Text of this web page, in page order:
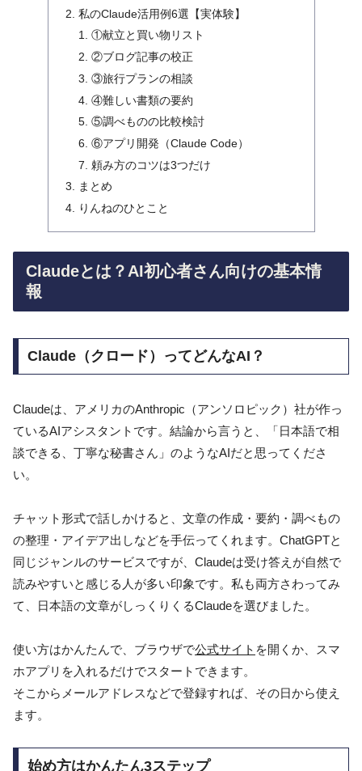
私のClaude活用例6選【実体験】
①献立と買い物リスト
②ブログ記事の校正
③旅行プランの相談
④難しい書類の要約
⑤調べものの比較検討
⑥アプリ開発（Claude Code）
頼み方のコツは3つだけ
まとめ
りんねのひとこと
Claudeとは？AI初心者さん向けの基本情
報
Claude（クロード）ってどんなAI？
Claudeは、アメリカのAnthropic（アンソロピック）社が作っ
ているAIアシスタントです。結論から言うと、「日本語で相
談できる、丁寧な秘書さん」のようなAIだと思ってくださ
い。
チャット形式で話しかけると、文章の作成・要約・調べもの
の整理・アイデア出しなどを手伝ってくれます。ChatGPTと
同じジャンルのサービスですが、Claudeは受け答えが自然で
読みやすいと感じる人が多い印象です。私も両方さわってみ
て、日本語の文章がしっくりくるClaudeを選びました。
使い方はかんたんで、ブラウザで公式サイト を開くか、スマ
ホアプリを入れるだけでスタートできます。
そこからメールアドレスなどで登録すれば、その日から使え
ます。
始め方はかんたん3ステップ